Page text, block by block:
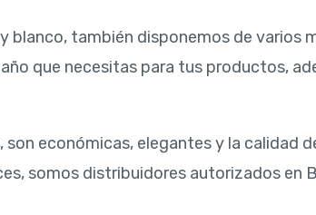
blanco, también disponemos de varios
que necesitas para tus productos,
económicas, elegantes y la calidad
somos distribuidores autorizados en